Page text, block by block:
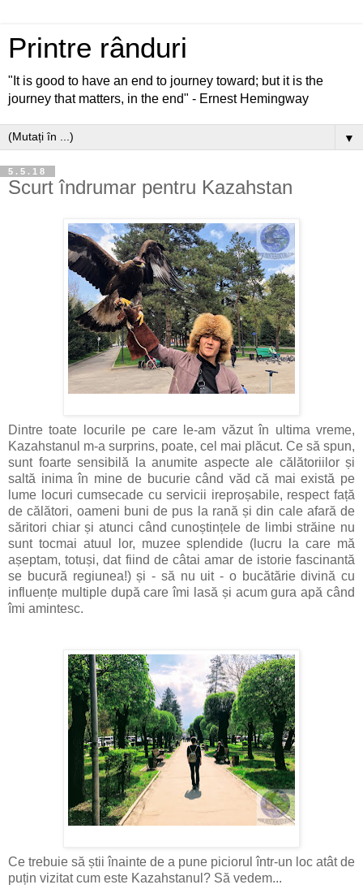
Printre rânduri
"It is good to have an end to journey toward; but it is the
journey that matters, in the end" - Ernest Hemingway
▼
5.5.18
Scurt îndrumar pentru Kazahstan
Dintre toate locurile pe care le-am văzut în ultima vreme,
Kazahstanul m-a surprins, poate, cel mai plăcut. Ce să spun,
sunt foarte sensibilă la anumite aspecte ale călătoriilor și
saltă inima în mine de bucurie când văd că mai există pe
lume locuri cumsecade cu servicii ireproșabile, respect față
de călători, oameni buni de pus la rană și din cale afară de
săritori chiar și atunci când cunoștințele de limbi străine nu
sunt tocmai atuul lor, muzee splendide (lucru la care mă
așeptam, totuși, dat fiind de câtai amar de istorie fascinantă
se bucură regiunea!) și - să nu uit - o bucătărie divină cu
influențe multiple după care îmi lasă și acum gura apă când
îmi amintesc.
Ce trebuie să știi înainte de a pune piciorul într-un loc atât de
puțin vizitat cum este Kazahstanul? Să vedem...